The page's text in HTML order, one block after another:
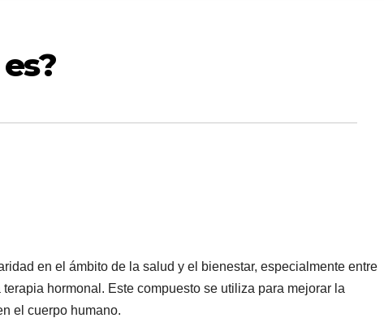
en el ámbito de la salud y el bienestar, especialmente entre
hormonal. Este compuesto se utiliza para mejorar la
el cuerpo humano.